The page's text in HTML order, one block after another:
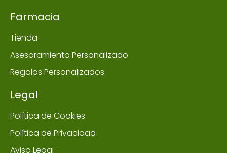
Farmacia
Tienda
Asesoramiento Personalizado
Regalos Personalizados
Legal
Política de Cookies
Política de Privacidad
Aviso Legal